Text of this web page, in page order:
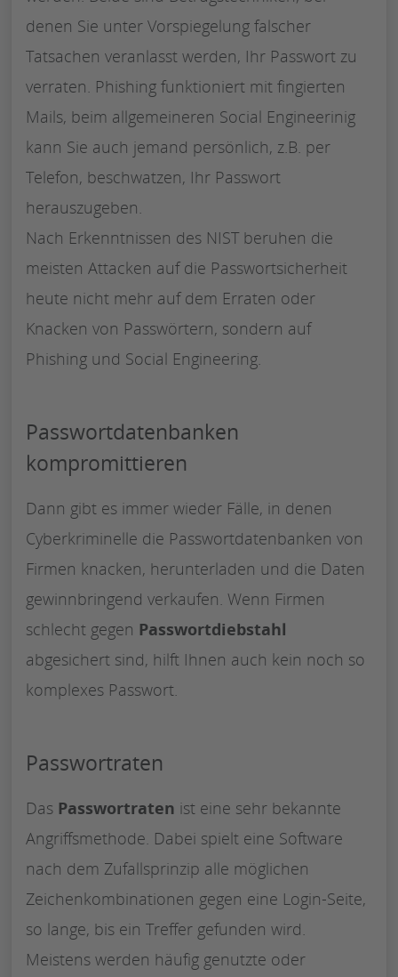
denen Sie unter Vorspiegelung falscher
Tatsachen veranlasst werden, Ihr Passwort zu
verraten. Phishing funktioniert mit fingierten
Mails, beim allgemeineren Social Engineerinig
kann Sie auch jemand persönlich, z.B. per
Telefon, beschwatzen, Ihr Passwort
herauszugeben.
Nach Erkenntnissen des NIST beruhen die
meisten Attacken auf die Passwortsicherheit
heute nicht mehr auf dem Erraten oder
Knacken von Passwörtern, sondern auf
Phishing und Social Engineering.
Passwortdatenbanken
kompromittieren
Dann gibt es immer wieder Fälle, in denen
Cyberkriminelle die Passwortdatenbanken von
Firmen knacken, herunterladen und die Daten
gewinnbringend verkaufen. Wenn Firmen
schlecht gegen Passwortdiebstahl
abgesichert sind, hilft Ihnen auch kein noch so
komplexes Passwort.
Passwortraten
Das Passwortraten ist eine sehr bekannte
Angriffsmethode. Dabei spielt eine Software
nach dem Zufallsprinzip alle möglichen
Zeichenkombinationen gegen eine Login-Seite,
so lange, bis ein Treffer gefunden wird.
Meistens werden häufig genutzte oder